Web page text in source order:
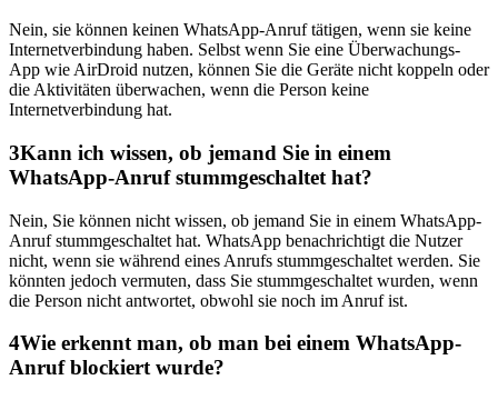
Nein, sie können keinen WhatsApp-Anruf tätigen, wenn sie keine
Internetverbindung haben. Selbst wenn Sie eine Überwachungs-
App wie AirDroid nutzen, können Sie die Geräte nicht koppeln oder
die Aktivitäten überwachen, wenn die Person keine
Internetverbindung hat.
3Kann ich wissen, ob jemand Sie in einem
WhatsApp-Anruf stummgeschaltet hat?
Nein, Sie können nicht wissen, ob jemand Sie in einem WhatsApp-
Anruf stummgeschaltet hat. WhatsApp benachrichtigt die Nutzer
nicht, wenn sie während eines Anrufs stummgeschaltet werden. Sie
könnten jedoch vermuten, dass Sie stummgeschaltet wurden, wenn
die Person nicht antwortet, obwohl sie noch im Anruf ist.
4Wie erkennt man, ob man bei einem WhatsApp-
Anruf blockiert wurde?